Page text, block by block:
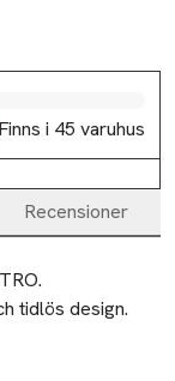
Finns i 45 varuhus
Recensioner
tidlös design.